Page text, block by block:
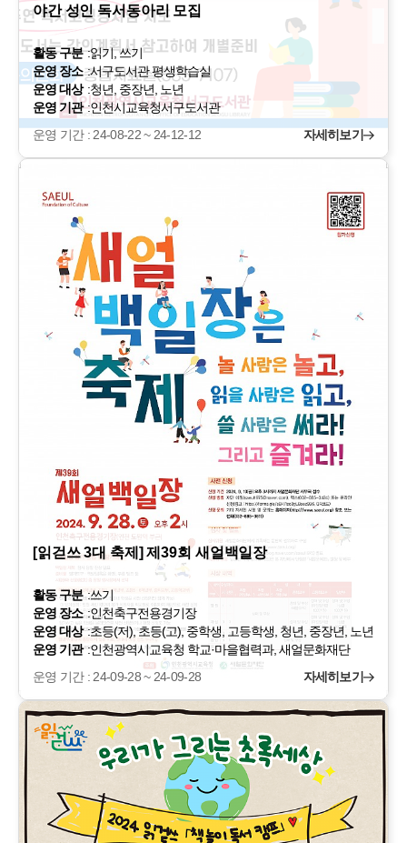
야간 성인 독서동아리 모집
활동 구분 :읽기, 쓰기
운영 장소 :서구도서관 평생학습실
운영 대상 :청년, 중장년, 노년
운영 기관 :인천시교육청서구도서관
운영 기간 : 24-08-22 ~ 24-12-12
자세히보기
[읽걷쓰 3대 축제] 제39회 새얼백일장
활동 구분 :쓰기
운영 장소 :인천축구전용경기장
운영 대상 :초등(저), 초등(고), 중학생, 고등학생, 청년, 중장년, 노년
운영 기관 :인천광역시교육청 학교·마을협력과, 새얼문화재단
운영 기간 : 24-09-28 ~ 24-09-28
자세히보기